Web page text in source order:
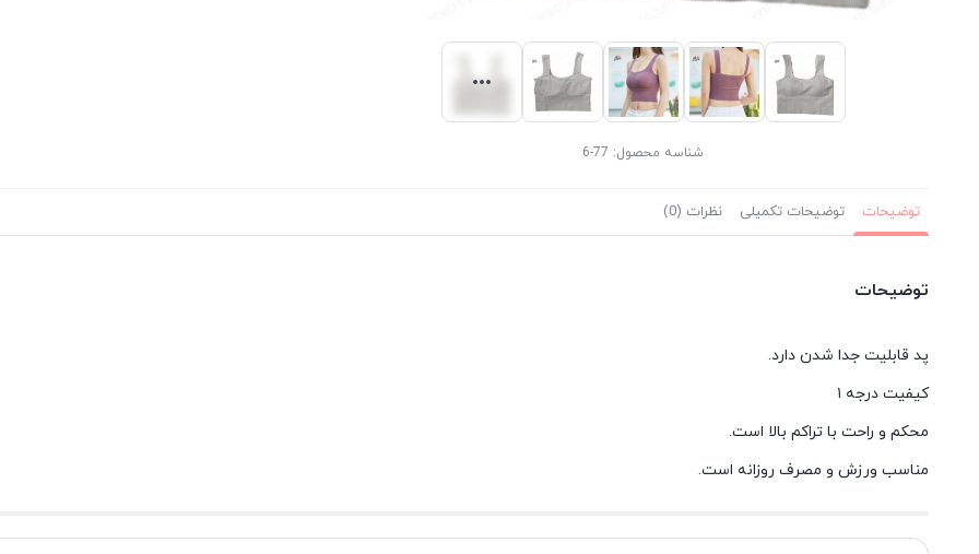
شناسه محصول: 77-6
توضیحات توضیحات تکمیلی نظرات (0)
توضیحات
پد قابلیت جدا شدن دارد.
کیفیت درجه ۱
محکم و راحت با تراکم بالا است.
مناسب ورزش و مصرف روزانه است.